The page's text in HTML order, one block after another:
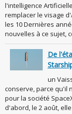
l'intelligence
remplacer le visage
les 10 Dernières
nouvelles à ce sujet,
De
un
conserve, parce qu'il
pour la société
d'abord, le 2 août,